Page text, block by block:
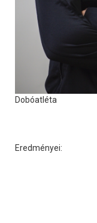
Dobóatléta
Eredményei: